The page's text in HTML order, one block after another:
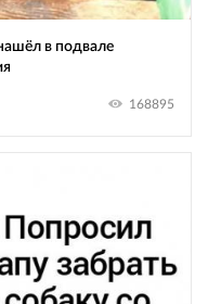
в подвале
168895